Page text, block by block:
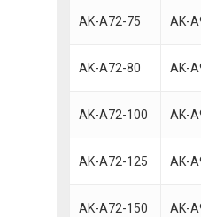
AK-A72-75 AK-
AK-A72-80 AK-
AK-A72-100 AK-
AK-A72-125 AK-
AK-A72-150 AK-